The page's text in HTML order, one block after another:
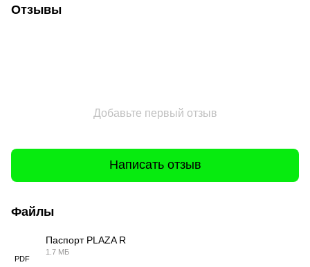
Отзывы
Добавьте первый отзыв
Написать отзыв
Файлы
PDF
Паспорт PLAZA R
1.7 МБ